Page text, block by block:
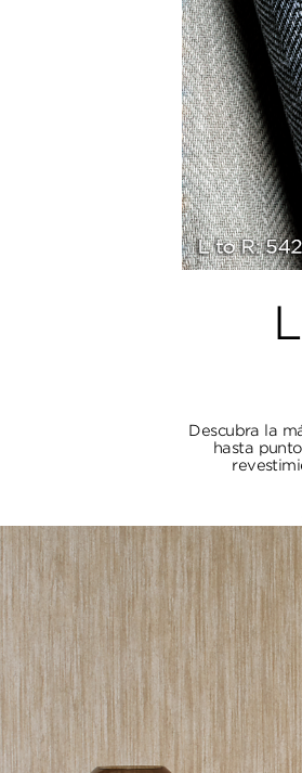
Descubra la
hasta